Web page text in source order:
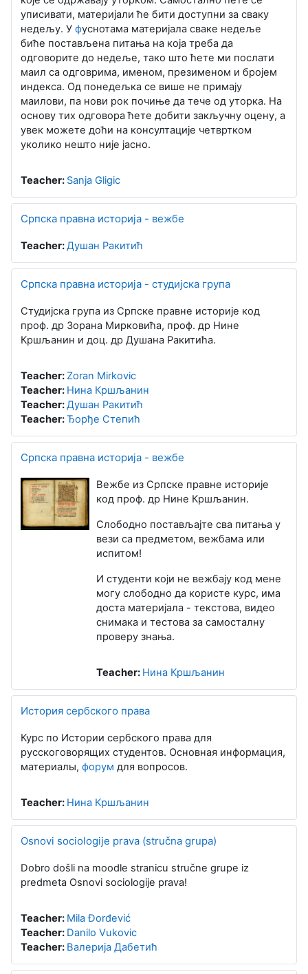
уписивати, материјали ће бити доступни за сваку
недељу. У фуснотама материјала сваке недеље
биће постављена питања на која треба да
одговорите до недеље, тако што ћете ми послати
маил са одговрима, именом, презименом и бројем
индекса. Од понедељка се више не примају
маилови, па нови рок почиње да тече од уторка. На
основу тих одговора ћете добити закључну оцену, а
увек можете доћи на консултације четвртком
уколико нешто није јасно.
Teacher: Sanja Gligic
Српска правна историја - вежбе
Teacher:Душан Ракитић
Српска правна историја - студијска група
Студијска група из Српске правне историје код
проф. др Зорана Мирковића, проф. др Нине
Кршљанин и доц. др Душана Ракитића.
Teacher: Zoran Mirkovic
Teacher: Нина Кршљанин
Teacher:Душан Ракитић
Teacher:Ђорђе Степић
Српска правна историја - вежбе
Вежбе из Српске правне историје
код проф. др Нине Кршљанин.
Слободно постављајте сва питања у
вези са предметом, вежбама или
испитом!
И студенти који не вежбају код мене
могу слободно да користе курс, има
доста материјала - текстова, видео
снимака и тестова за самосталну
проверу знања.
Teacher: Нина Кршљанин
История сербского права
Курс по Истории сербского права для
русскоговорящих студентов. Основная информация,
материалы, форум для вопросов.
Teacher: Нина Кршљанин
Osnovi sociologije prava (stručna grupa)
Dobro došli na moodle stranicu stručne grupe iz
predmeta Osnovi sociologije prava!
Teacher: Mila Đorđević
Teacher: Danilo Vukovic
Teacher: Валерија Дабетић